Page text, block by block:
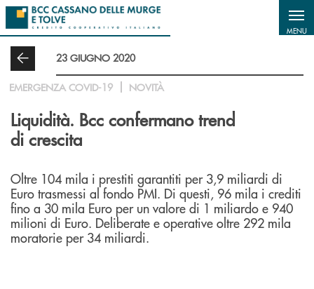
Salta al contenuto principale
MENU
23 GIUGNO 2020
EMERGENZA COVID-19 NOVITÀ
Liquidità. Bcc confermano trend
di crescita
Oltre 104 mila i prestiti garantiti per 3,9 miliardi di
Euro trasmessi al fondo PMI. Di questi, 96 mila i crediti
fino a 30 mila Euro per un valore di 1 miliardo e 940
milioni di Euro. Deliberate e operative oltre 292 mila
moratorie per 34 miliardi.